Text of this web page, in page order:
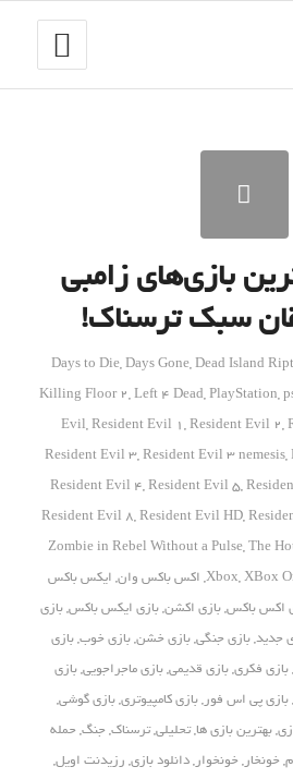
بازی‌های زامبی
سبک ترسناک!
,Days Gone,Dead Island
Killing Floor 2,Left 4 Dead,PlayStation,
Evil,Resident Evil 1,Resident Evil 2,
Resident Evil 3,Resident Evil 3 nemesis,
Resident Evil 4,Resident Evil 5,
Resident Evil 8,Resident Evil HD,
Zombie in Rebel Without a Pulse,The
Xbox,XBox
, اکس باکس وان, ایکس باکس
اکس باکس,بازی اکشن,بازی ایکس باکس,بازی
جدید,بازی جنگی,بازی خشن,بازی خوب,بازی
,بازی فکری,بازی قدیمی,بازی ماجراجویی,بازی
,بازی پی اس فور,بازی کامپیوتری,بازی گوشی,
,بهترین بازی ها,تحلیلی,ترسناک,جنگ,حمله
,خونخار,خونخوار,دانلود بازی, رزیدنت اویل,